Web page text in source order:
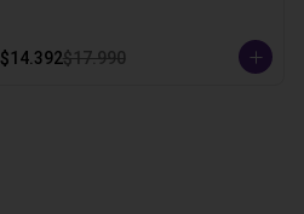
$14.392$17.990